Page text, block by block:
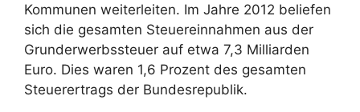
Kommunen weiterleiten. Im Jahre 2012 beliefen
sich die gesamten Steuereinnahmen aus der
Grunderwerbssteuer auf etwa 7,3 Milliarden
Euro. Dies waren 1,6 Prozent des gesamten
Steuerertrags der Bundesrepublik.